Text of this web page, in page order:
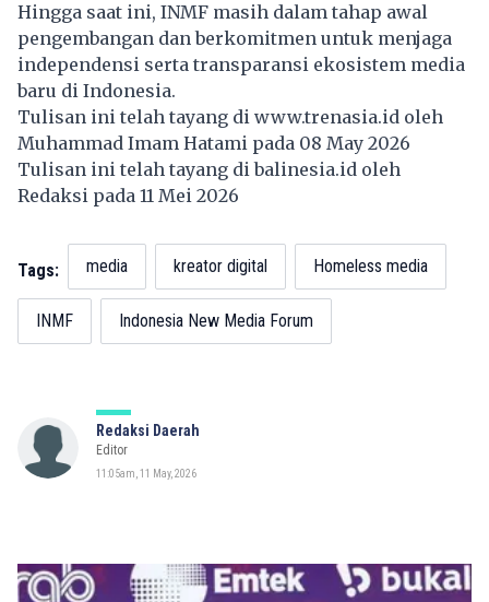
Hingga saat ini, INMF masih dalam tahap awal
pengembangan dan berkomitmen untuk menjaga
independensi serta transparansi ekosistem media
baru di Indonesia.
Tulisan ini telah tayang di www.trenasia.id oleh
Muhammad Imam Hatami pada 08 May 2026
Tulisan ini telah tayang dibalinesia.id oleh
Redaksi pada 11 Mei 2026
Tags: media kreator digital Homeless media
INMF Indonesia New Media Forum
Redaksi Daerah
Editor
11:05am, 11 May, 2026